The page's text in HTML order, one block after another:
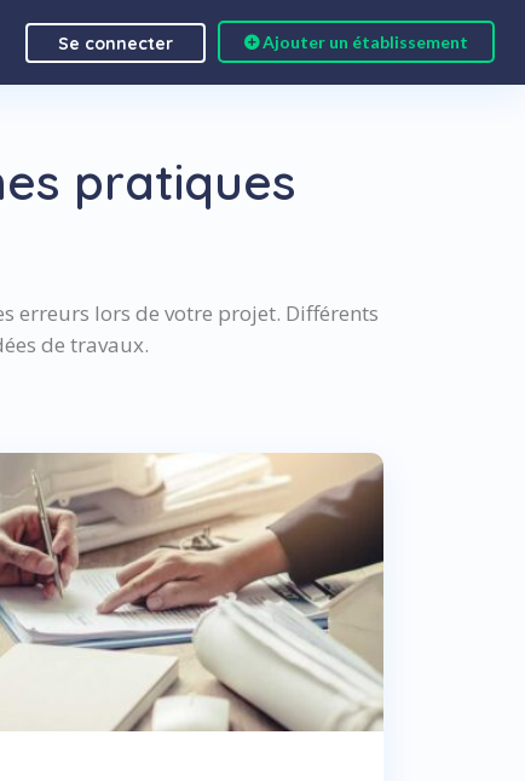
Ajouter un établissement
Se connecter
pratiques
erreurs lors de votre projet. Différents
de travaux.